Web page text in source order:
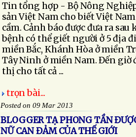
Tin tổng hợp - Bộ Nông
sản Việt Nam cho biết Việt
cầm. Cảnh báo được đưa ra
bệnh có thể giết người ở 5 địa
miền Bắc, Khánh Hòa ở miền
Tây Ninh ở miền Nam. Đến giờ
thị cho tất cả ...
trọn bài...
Posted on 09 Mar 2013
BLOGGER TẠ PHONG TẦN
NỮ CAN ĐẢM CỦA THẾ GIỚI